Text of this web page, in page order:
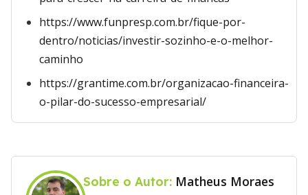
https://www.funpresp.com.br/fique-por-
dentro/noticias/investir-sozinho-e-o-melhor-
caminho
https://grantime.com.br/organizacao-financeira-
o-pilar-do-sucesso-empresarial/
Sobre o Autor: Matheus Moraes